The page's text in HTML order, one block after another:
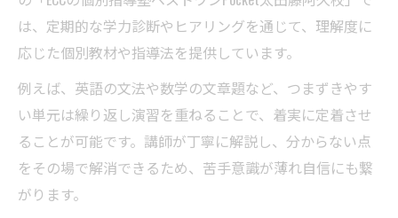
は、定期的な学力診断やヒアリングを通じて、理解度に
応じた個別教材や指導法を提供しています。
例えば、英語の文法や数学の文章題など、つまずきやす
い単元は繰り返し演習を重ねることで、着実に定着させ
ることが可能です。講師が丁寧に解説し、分からない点
をその場で解消できるため、苦手意識が薄れ自信にも繋
がります。